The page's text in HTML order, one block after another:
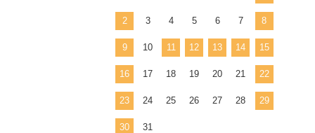
2 3 4 5 6 7 8
9 10 11 12 13 14 15
16 17 18 19 20 21 22
23 24 25 26 27 28 29
30 31